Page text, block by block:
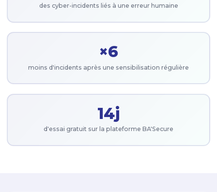
des cyber-incidents liés à une erreur humaine
×6
moins d'incidents après une sensibilisation régulière
14j
d'essai gratuit sur la plateforme BA'Secure